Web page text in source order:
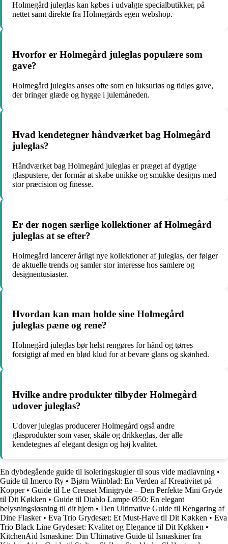
Holmegård juleglas kan købes i udvalgte specialbutikker, på
nettet samt direkte fra Holmegårds egen webshop.
Hvorfor er Holmegård juleglas populære som
gave?
Holmegård juleglas anses ofte som en luksuriøs og tidløs gave,
der bringer glæde og hygge i julemåneden.
Hvad kendetegner håndværket bag Holmegård
juleglas?
Håndværket bag Holmegård juleglas er præget af dygtige
glaspustere, der formår at skabe unikke og smukke designs med
stor præcision og finesse.
Er der nogen særlige kollektioner af Holmegård
juleglas at se efter?
Holmegård lancerer årligt nye kollektioner af juleglas, der følger
de aktuelle trends og samler stor interesse hos samlere og
designentusiaster.
Hvordan kan man holde sine Holmegård
juleglas pæne og rene?
Holmegård juleglas bør helst rengøres for hånd og tørres
forsigtigt af med en blød klud for at bevare glans og skønhed.
Hvilke andre produkter tilbyder Holmegård
udover juleglas?
Udover juleglas producerer Holmegård også andre
glasprodukter som vaser, skåle og drikkeglas, der alle
kendetegnes af elegant design og høj kvalitet.
En dybdegående guide til isoleringskugler til sous vide madlavning •
Guide til Imerco Ry • Bjørn Wiinblad: En Verden af Kreativitet på
Kopper• Guide til Le Creuset Minigryde – Den Perfekte Mini Gryde
til Dit Køkken • Guide til Diablo Lampe Ø50: En elegant
belysningsløsning til dit hjem • Den Ultimative Guide til Rengøring af
Dine Flasker• Eva Trio Grydesæt: Et Must-Have til Dit Køkken • Eva
Trio Black Line Grydesæt: Kvalitet og Elegance til Dit Køkken •
KitchenAid Ismaskine: Din Ultimative Guide til Ismaskiner fra